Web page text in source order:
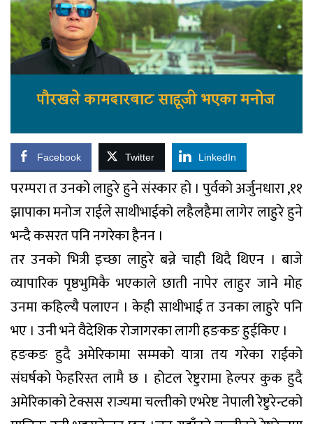
Facebook Twitter LinkedIn
परम्परा त उनको लाहुरे हुने संस्कार हो । पुर्वको अर्जुनधारा ,११
झापाका मनोज राईले साथीभाईको लहैलहैमा लागेर लाहुरे हुने
भन्दै कसरत पनि नगरेका हैनन ।
तर उनको भित्री इच्छा लाहुरे बन्ने चाही थिदै थिएन । बाजे
व्यापारिक पृष्ठभुमिकै भएकाले छाती नापेर लाहुर जाने मोह
उनमा कहिल्यै पलाएन । केही साथीभाई त उनका लाहुरे पनि
भए । उनी भने वैदेशिक रोजागरका लागी हङकङ हुईकिए ।
हङकङ हुदै अमेरिकामा सम्मको यात्रा तय गरेका राईको
संघर्षको फेहरिस्त लामै छ । होटल रेष्टुरामा हेल्पर कुक हुदै
अमेरिकाको टेक्सस राज्यमा चल्तीको एभरेष्ट नेपाली रेष्टुरेन्टको